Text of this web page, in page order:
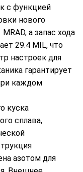
с функцией
нового
а запас хода
29.4 MIL, что
настроек для
гарантирует
каждом
куска
сплава,
азотом для